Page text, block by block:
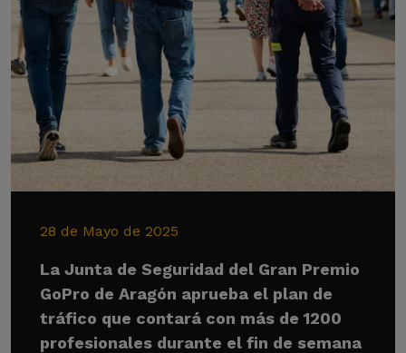
28 de Mayo de 2025
La Junta de Seguridad del Gran Premio
GoPro de Aragón aprueba el plan de
tráfico que contará con más de 1200
profesionales durante el fin de semana